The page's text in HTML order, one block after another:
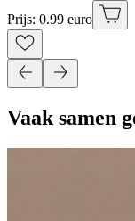
Prijs: 0.99 euro
Vaak samen